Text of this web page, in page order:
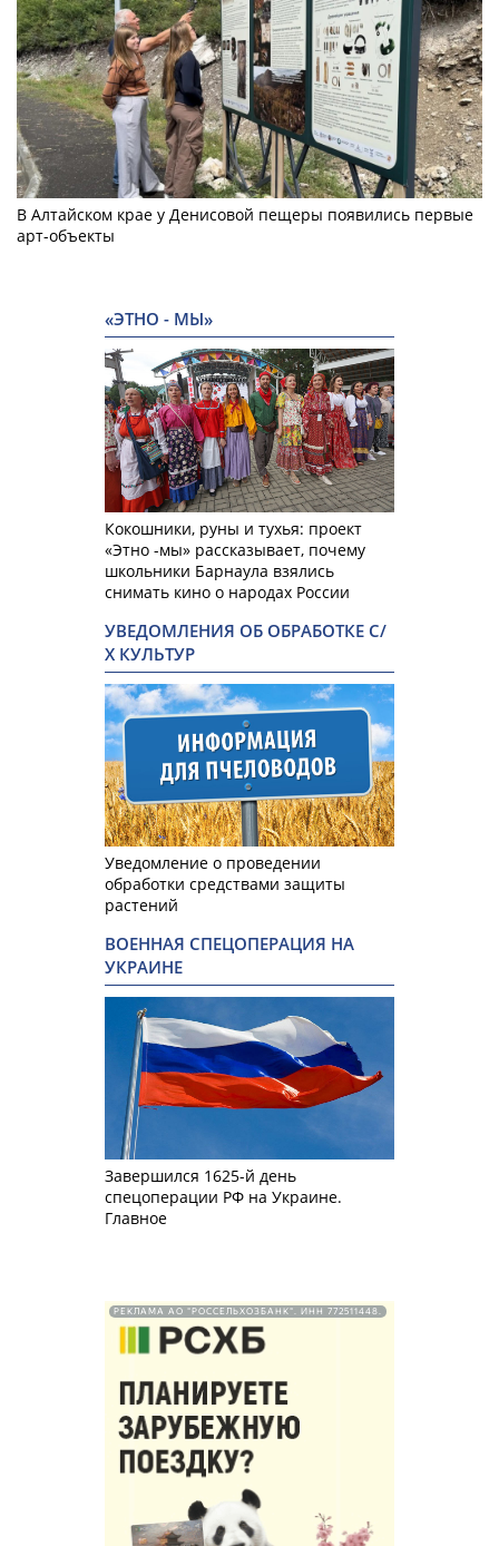
В Алтайском крае у Денисовой пещеры появились первые
арт-объекты
«ЭТНО - МЫ»
Кокошники, руны и тухья: проект
«Этно -мы» рассказывает, почему
школьники Барнаула взялись
снимать кино о народах России
УВЕДОМЛЕНИЯ ОБ ОБРАБОТКЕ С/
Х КУЛЬТУР
Уведомление о проведении
обработки средствами защиты
растений
ВОЕННАЯ СПЕЦОПЕРАЦИЯ НА
УКРАИНЕ
Завершился 1625-й день
спецоперации РФ на Украине.
Главное
РЕКЛАМА АО "РОССЕЛЬХОЗБАНК". ИНН 772511448.